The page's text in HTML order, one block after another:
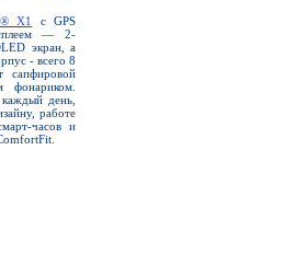
X1
с GPS
— 2-
экран, а
- всего 8
сапфировой
фонариком.
день,
работе
часов и